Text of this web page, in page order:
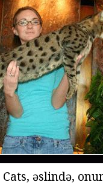
əslində,